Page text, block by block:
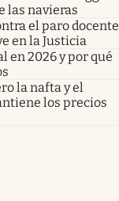
las navieras
el paro docente
en la Justicia
en 2026 y por qué
la nafta y el
los precios